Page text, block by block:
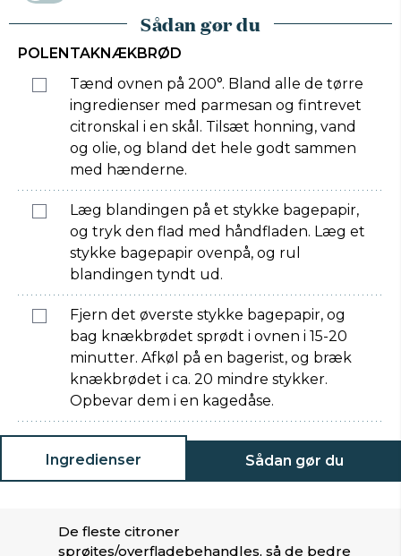
Sådan gør du
POLENTAKNÆKBRØD
Tænd ovnen på 200°. Bland alle de tørre
ingredienser med parmesan og fintrevet
citronskal i en skål. Tilsæt honning, vand
og olie, og bland det hele godt sammen
med hænderne.
Læg blandingen på et stykke bagepapir,
og tryk den flad med håndfladen. Læg et
stykke bagepapir ovenpå, og rul
blandingen tyndt ud.
Fjern det øverste stykke bagepapir, og
bag knækbrødet sprødt i ovnen i 15-20
minutter. Afkøl på en bagerist, og bræk
knækbrødet i ca. 20 mindre stykker.
Opbevar dem i en kagedåse.
Ingredienser Sådan gør du
De fleste citroner
sprøjtes/overfladebehandles, så de bedre